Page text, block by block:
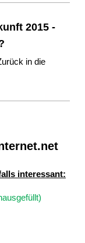
2015 -
in die
interessant: